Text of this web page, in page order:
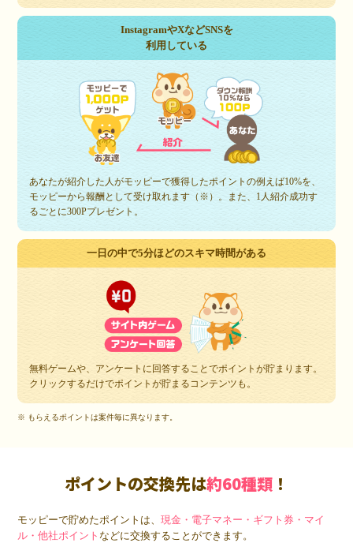
InstagramやXなどSNSを
利用している
あなたが紹介した人がモッピーで獲得したポイントの例えば10%を、
モッピーから報酬として受け取れます（※）。また、1人紹介成功す
るごとに300Pプレゼント。
一日の中で5分ほどのスキマ時間がある
無料ゲームや、アンケートに回答することでポイントが貯まります。
クリックするだけでポイントが貯まるコンテンツも。
※ もらえるポイントは案件毎に異なります。
ポイントの交換先は約60種類 ！
モッピーで貯めたポイントは、現金・電子マネー・ギフト券・マイ
ル・他社ポイントなどに交換することができます。